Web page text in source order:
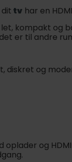
tv har en
kompakt og
er til andre
diskret og
oplader og